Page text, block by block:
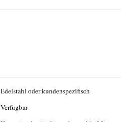
Edelstahl oder kundenspezifisch
Verfügbar